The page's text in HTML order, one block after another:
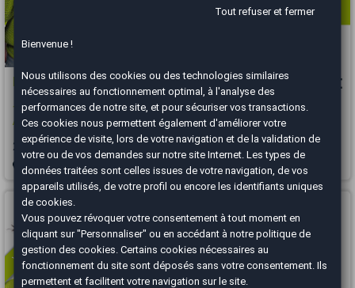
Ford Puma 16 490 €
1.0 Flexifuel 125 ch ST-Line Suivi 100% FORD / Siège et volant chauffant
/...
2023 33853 km ESSENCE Manuelle
Lyon Est - 69120
Vous arrivez trop tard
Tout refuser et fermer
Bienvenue !
Nous utilisons des cookies ou des technologies similaires
nécessaires au fonctionnement optimal, à l'analyse des
performances de notre site, et pour sécuriser vos transactions.
Ces cookies nous permettent également d'améliorer votre
expérience de visite, lors de votre navigation et de la validation de
votre ou de vos demandes sur notre site Internet. Les types de
données traitées sont celles issues de votre navigation, de vos
appareils utilisés, de votre profil ou encore les identifiants uniques
de cookies.
Vous pouvez révoquer votre consentement à tout moment en
cliquant sur "Personnaliser" ou en accédant à notrepolitique de
gestion des cookies . Certains cookies nécessaires au
fonctionnement du site sont déposés sans votre consentement. Ils
permettent et facilitent votre navigation sur le site.